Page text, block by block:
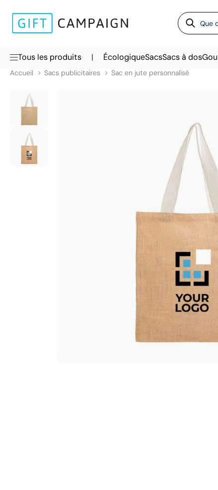
Tous les produits | ÉcologiqueSacsSacs à dos
Accueil Sacs publicitaires Sac en jute personnalisé